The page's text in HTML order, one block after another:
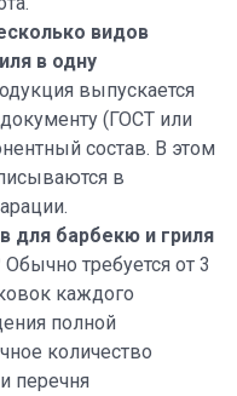
видов
в одну
выпускается
(ГОСТ или
состав. В этом
в
для барбекю и гриля
Обычно требуется от 3
каждого
полной
количество
перечня